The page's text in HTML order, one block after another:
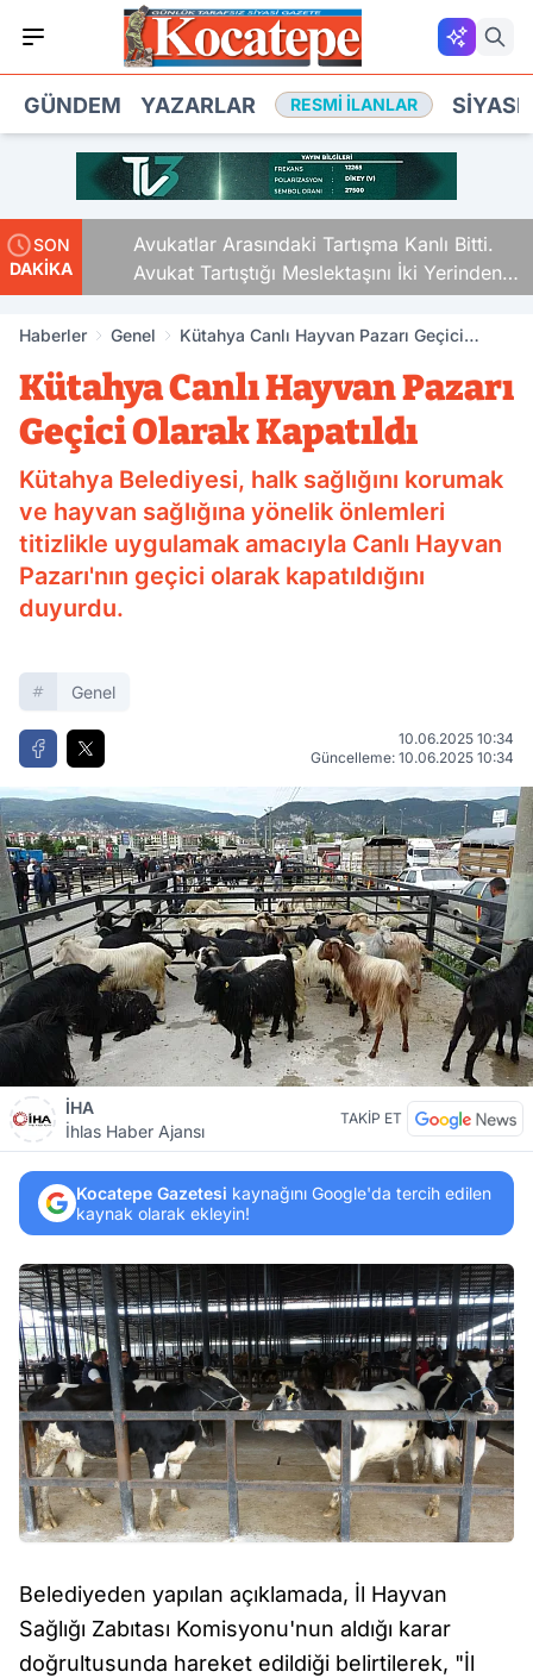
GÜNDEM YAZARLAR RESMI İLANLAR
SON
DAKİKA
Avukatlar Arasındaki Tartışma Kanlı Bitti.
Avukat Tartıştığı Meslektaşını İki Yerinden
Vurdu
Haberler Genel
Kütahya Canlı Hayvan Pazarı Geçici
Kütahya Canlı Hayvan Pazarı
Geçici Olarak Kapatıldı
Kütahya Belediyesi, halk sağlığını korumak
ve hayvan sağlığına yönelik önlemleri
titizlikle uygulamak amacıyla Canlı Hayvan
Pazarı'nın geçici olarak kapatıldığını
duyurdu.
Genel
10.06.2025 10:34
Güncelleme: 10.06.2025 10:34
İHA
İhlas Haber Ajansı
TAKİP ET
Kocatepe Gazetesi kaynağını Google'da tercih edilen
kaynak olarak ekleyin!
Belediyeden yapılan açıklamada, İl Hayvan
Sağlığı Zabıtası Komisyonu'nun aldığı karar
doğrultusunda hareket edildiği belirtilerek, "İl